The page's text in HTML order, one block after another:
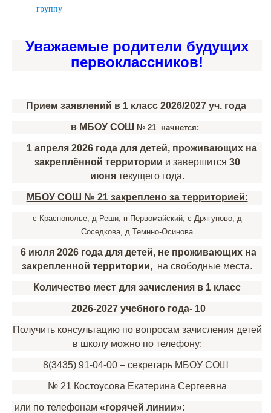
группу
Уважаемые родители будущих
первоклассников!
Прием заявлений в 1 класс 2026/2027 уч. года
в МБОУ СОШ № 21 начнется:
1 апреля 2026 года для детей, проживающих на
закреплённой территории и завершится 30
июнятекущего года.
МБОУ СОШ № 21 закреплено за территорией:
с Краснополье, д Реши, п Первомайский, с Дрягуново, д
Соседкова, д.Темнно-Осинова
6 июля 2026 года для детей, не проживающих на
закрепленной территории, на свободные места.
Количество мест для зачисления в 1 класс
2026-2027 учебного года- 10
Получить консультацию по вопросам зачисления детей
в школу можно по телефону:
8(3435) 91-04-00 – секретарь МБОУ СОШ
№ 21 Костоусова Екатерина Сергеевна
или по телефонам «горячей линии»: